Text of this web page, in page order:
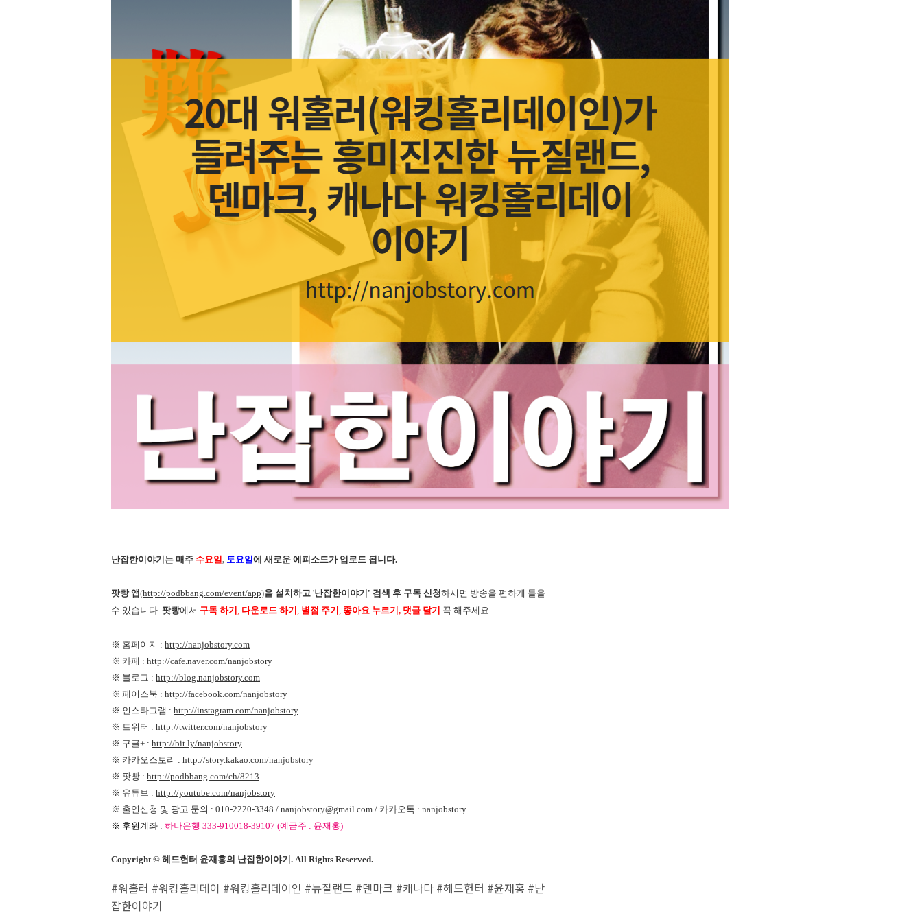
난잡한이야기는 매주 수요일, 토요일에 새로운 에피소드가 업로드 됩니다.
팟빵 앱(http://podbbang.com/event/app)을 설치하고 '난잡한이야기' 검색 후 구독 신청하시면 방송을 편하게 들을
수 있습니다. 팟빵에서 구독 하기 , 다운로드 하기 , 별점 주기 , 좋아요 누르기, 댓글 달기 꼭 해주세요.
※ 홈페이지 : http://nanjobstory.com
※ 카페 : http://cafe.naver.com/nanjobstory
※ 블로그 : http://blog.nanjobstory.com
※ 페이스북 : http://facebook.com/nanjobstory
※ 인스타그램 : http://instagram.com/nanjobstory
※ 트위터 : http://twitter.com/nanjobstory
※ 구글+ : http://bit.ly/nanjobstory
※ 카카오스토리 : http://story.kakao.com/nanjobstory
※ 팟빵 : http://podbbang.com/ch/8213
※ 유튜브 : http://youtube.com/nanjobstory
※ 출연신청 및 광고 문의 : 010-2220-3348 / nanjobstory@gmail.com / 카카오톡 : nanjobstory
※ 후원계좌 : 하나은행 333-910018-39107 (예금주 : 윤재홍)
Copyright © 헤드헌터 윤재홍의 난잡한이야기. All Rights Reserved.
#워홀러 #워킹홀리데이 #워킹홀리데이인 #뉴질랜드 #덴마크 #캐나다 #헤드헌터 #윤재홍 #난
잡한이야기